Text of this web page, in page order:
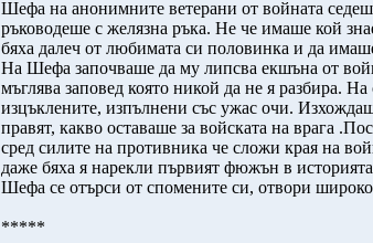
Шефа на анонимните ветерани от войната
ръководеше с желязна ръка. Не че имаше кой
бяха далеч от любимата си половинка и да
На Шефа започваше да му липсва екшъна от
мъглява заповед която никой да не я разбира.
изцъклените, изпълнени със ужас очи.
правят, какво оставаше за войската на врага
сред силите на противника че сложи края на
даже бяха я нарекли първият фюжън в
Шефа се отърси от спомените си, отвори широко
*****